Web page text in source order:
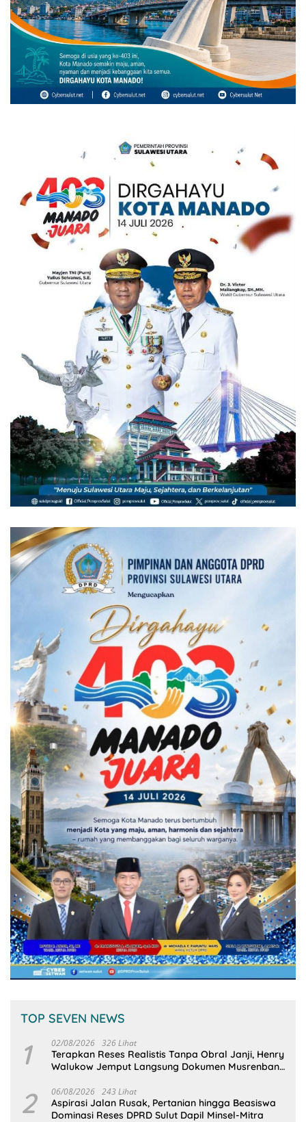
TOP SEVEN NEWS
1 02/08/2026 326 Lihat
Terapkan Reses Realistis Tanpa Obral Janji, Henry
Walukow Jemput Langsung Dokumen Musrenbang
2 06/08/2026 243 Lihat
Aspirasi Jalan Rusak, Pertanian hingga Beasiswa
Dominasi Reses DPRD Sulut Dapil Minsel-Mitra